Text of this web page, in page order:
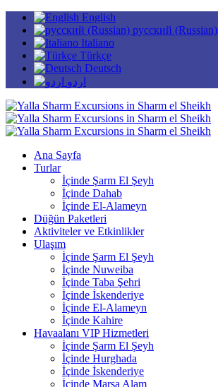
English
русский (Russian)
Italiano
Türkçe
Deutsch
اردو
Ana Sayfa
Turlar
İçinde Şarm El Şeyh
İçinde Dahab
İçinde El-Alameyn
Düğün Paketleri
Aktiviteler ve Etkinlikler
Ulaşım
İçinde Şarm El Şeyh
İçinde Nuweiba
İçinde Taba Şehri
İçinde İskenderiye
İçinde El-Alameyn
İçinde Kahire
Havaalanı VIP Hizmetleri
İçinde Şarm El Şeyh
İçinde Hurghada
İçinde İskenderiye
İçinde Marsa Alam